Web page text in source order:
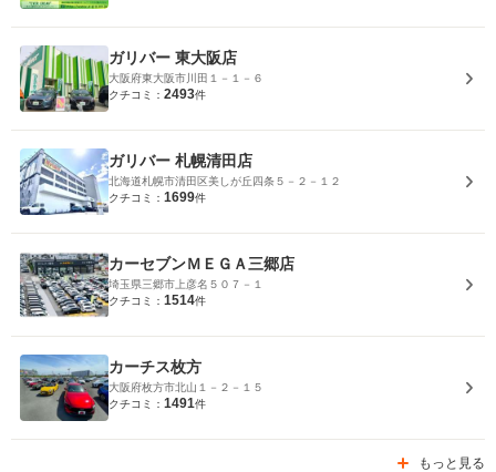
ガリバー 東大阪店
大阪府東大阪市川田１－１－６
クチコミ： 2493件
ガリバー 札幌清田店
北海道札幌市清田区美しが丘四条５－２－１２
クチコミ： 1699件
カーセブンＭＥＧＡ三郷店
埼玉県三郷市上彦名５０７－１
クチコミ： 1514件
カーチス枚方
大阪府枚方市北山１－２－１５
クチコミ： 1491件
もっと見る